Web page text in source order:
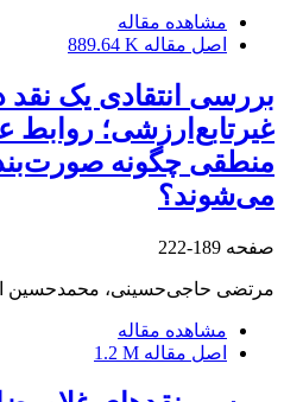
مشاهده مقاله
اصل مقاله 889.64 K
بررسی انتقادی یک نقد
غیرتابع‌‌ارزشی؛ روابط
منطقی چگونه
می‌شوند؟
صفحه 189-222
مرتضی حاجی‌حسینی، محمدحسین
مشاهده مقاله
اصل مقاله 1.2 M